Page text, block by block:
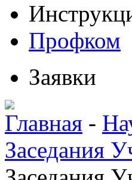
Профком
Заявки
Главная -
Заседания